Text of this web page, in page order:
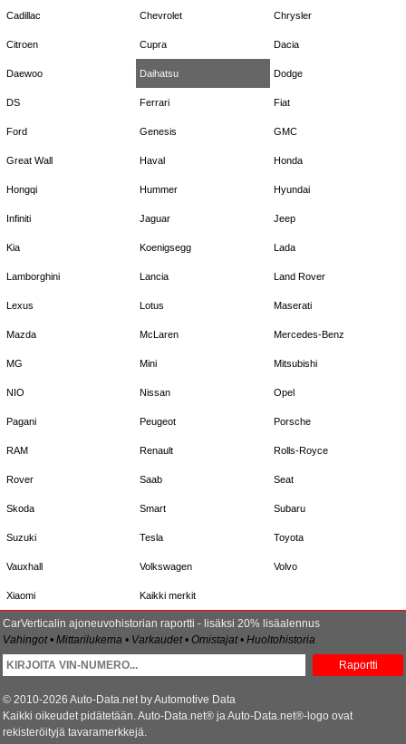
Cadillac Chevrolet Chrysler
Citroen Cupra Dacia
Daewoo Daihatsu Dodge
DS Ferrari Fiat
Ford Genesis GMC
Great Wall Haval Honda
Hongqi Hummer Hyundai
Infiniti Jaguar Jeep
Kia Koenigsegg Lada
Lamborghini Lancia Land Rover
Lexus Lotus Maserati
Mazda McLaren Mercedes-Benz
MG Mini Mitsubishi
NIO Nissan Opel
Pagani Peugeot Porsche
RAM Renault Rolls-Royce
Rover Saab Seat
Skoda Smart Subaru
Suzuki Tesla Toyota
Vauxhall Volkswagen Volvo
Xiaomi Kaikki merkit
CarVerticalin ajoneuvohistorian raportti - lisäksi 20% lisäalennus
Vahingot • Mittarilukema • Varkaudet • Omistajat • Huoltohistoria
Raportti
© 2010-2026 Auto-Data.net by Automotive Data
Kaikki oikeudet pidätetään. Auto-Data.net® ja Auto-Data.net®-logo ovat
rekisteröityjä tavaramerkkejä.